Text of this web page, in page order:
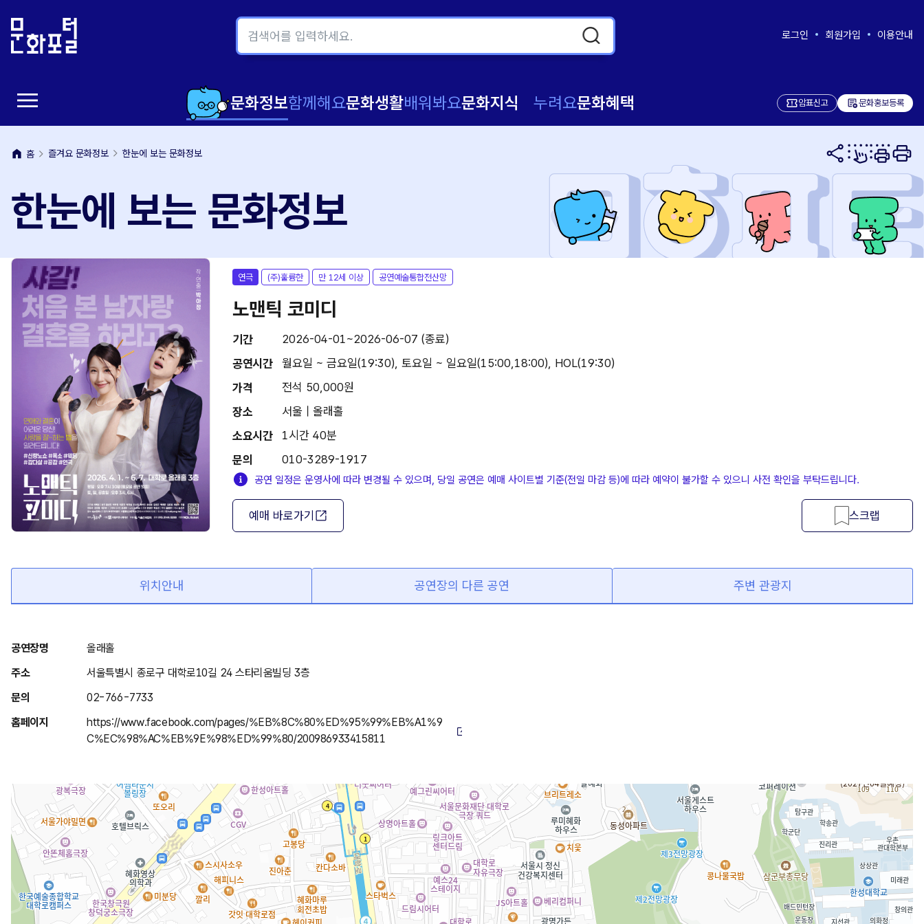
문
내
메
뉴
로그인 회원가입 이용안내
메
기
menu 문화정보함께해요문화생활배워봐요문화지식 누려요문화혜택 암표신고 add_notes문화홍보등록
home 홈 즐겨요 문화정보 한눈에 보는 문화정보
한눈에 보는 문화정보
연극 (주)훌륭한 만 12세 이상 공연예술통합전산망
노맨틱 코미디
기간
2026-04-01~2026-06-07 (종료)
공연시간
월요일 ~ 금요일(19:30), 토요일 ~ 일요일(15:00,18:00), HOL(19:30)
가격
전석 50,000원
장소
서울 | 올래홀
소요시간
1시간 40분
문의
010-3289-1917
공연 일정은 운영사에 따라 변경될 수 있으며, 당일 공연은 예매 사이트별 기준(전일 마감 등)에 따라 예약이 불가할 수 있으니 사전 확인을 부탁드립니다.
예매 바로가기 스크랩
위치안내 공연장의 다른 공연 주변 관광지
위
치
안
내
공연장명
올래홀
주소
서울특별시 종로구 대학로10길 24 스타리움빌딩 3층
문의
02-766-7733
홈페이지
https://www.facebook.com/pages/%EB%8C%80%ED%95%99%EB%A1%9
C%EC%98%AC%EB%9E%98%ED%99%80/200986933415811